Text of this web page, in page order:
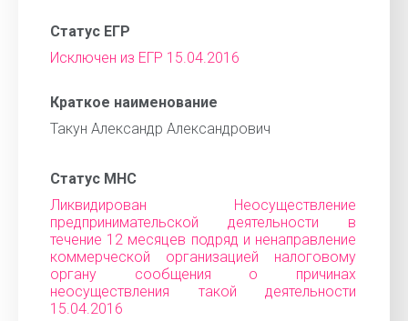
Статус ЕГР
Исключен из ЕГР 15.04.2016
Краткое наименование
Такун Александр Александрович
Статус МНС
Ликвидирован Неосуществление
предпринимательской деятельности в
течение 12 месяцев подряд и ненаправление
коммерческой организацией налоговому
органу сообщения о причинах
неосуществления такой деятельности
15.04.2016